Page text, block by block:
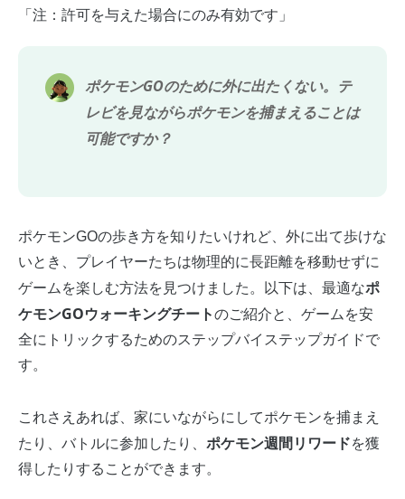
「注：許可を与えた場合にのみ有効です」
ポケモンGOのために外に出たくない。テ
レビを見ながらポケモンを捕まえることは
可能ですか？
ポケモンGOの歩き方を知りたいけれど、外に出て歩けな
いとき、プレイヤーたちは物理的に長距離を移動せずに
ゲームを楽しむ方法を見つけました。以下は、最適なポ
ケモンGOウォーキングチートのご紹介と、ゲームを安
全にトリックするためのステップバイステップガイドで
す。
これさえあれば、家にいながらにしてポケモンを捕まえ
たり、バトルに参加したり、 ポケモン週間リワードを獲
得したりすることができます。